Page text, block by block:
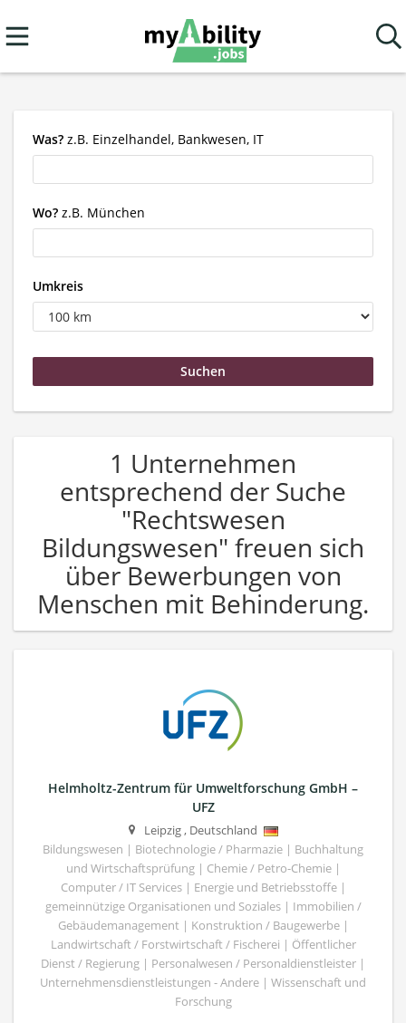
Was? z.B. Einzelhandel, Bankwesen, IT
Wo? z.B. München
Umkreis
1 Unternehmen
entsprechend der Suche
"Rechtswesen
Bildungswesen" freuen sich
über Bewerbungen von
Menschen mit Behinderung.
Helmholtz-Zentrum für Umweltforschung GmbH –
UFZ
Leipzig, Deutschland
Bildungswesen | Biotechnologie / Pharmazie | Buchhaltung
und Wirtschaftsprüfung | Chemie / Petro-Chemie |
Computer / IT Services | Energie und Betriebsstoffe |
gemeinnützige Organisationen und Soziales | Immobilien /
Gebäudemanagement | Konstruktion / Baugewerbe |
Landwirtschaft / Forstwirtschaft / Fischerei | Öffentlicher
Dienst / Regierung | Personalwesen / Personaldienstleister |
Unternehmensdienstleistungen - Andere | Wissenschaft und
Forschung